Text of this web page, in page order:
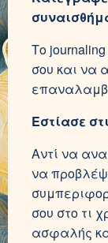
Το
σου και να
Εστίασε
Αντί να
να
σου στο τι
ασφαλής